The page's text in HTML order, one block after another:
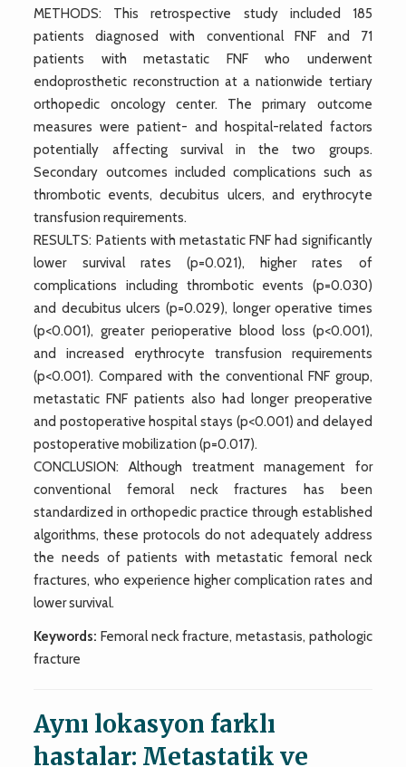
METHODS: This retrospective study included 185
patients diagnosed with conventional FNF and 71
patients with metastatic FNF who underwent
endoprosthetic reconstruction at a nationwide tertiary
orthopedic oncology center. The primary outcome
measures were patient- and hospital-related factors
potentially affecting survival in the two groups.
Secondary outcomes included complications such as
thrombotic events, decubitus ulcers, and erythrocyte
transfusion requirements.
RESULTS: Patients with metastatic FNF had significantly
lower survival rates (p=0.021), higher rates of
complications including thrombotic events (p=0.030)
and decubitus ulcers (p=0.029), longer operative times
(p<0.001), greater perioperative blood loss (p<0.001),
and increased erythrocyte transfusion requirements
(p<0.001). Compared with the conventional FNF group,
metastatic FNF patients also had longer preoperative
and postoperative hospital stays (p<0.001) and delayed
postoperative mobilization (p=0.017).
CONCLUSION: Although treatment management for
conventional femoral neck fractures has been
standardized in orthopedic practice through established
algorithms, these protocols do not adequately address
the needs of patients with metastatic femoral neck
fractures, who experience higher complication rates and
lower survival.
Keywords: Femoral neck fracture, metastasis, pathologic
fracture
Aynı lokasyon farklı
hastalar: Metastatik ve